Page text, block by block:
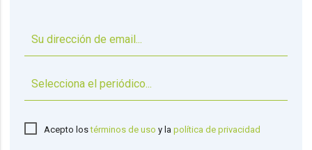
Acepto lostérminos de uso y lapolítica de privacidad